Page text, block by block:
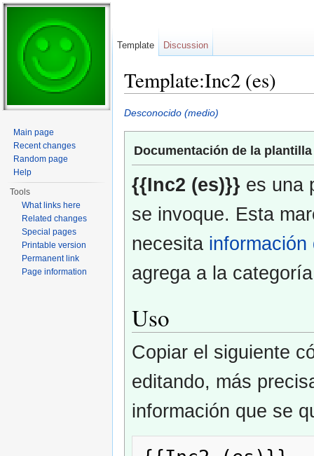
Template:Inc2 (es)
Desconocido (medio)
Documentación de la plantilla
{{Inc2 (es)}} es una
se invoque. Esta
necesita información
agrega a la
Uso
Copiar el siguiente
editando, más
información que se
Template Discussion
Main page
Recent changes
Random page
Help
Tools
What links here
Related changes
Special pages
Printable version
Permanent link
Page information